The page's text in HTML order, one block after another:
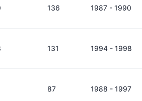
136 1987 - 1990
131 1994 - 1998
87 1988 - 1997